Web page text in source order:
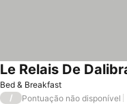
Bed & Breakfast
Le Relais De
/ Pontuação não disponível